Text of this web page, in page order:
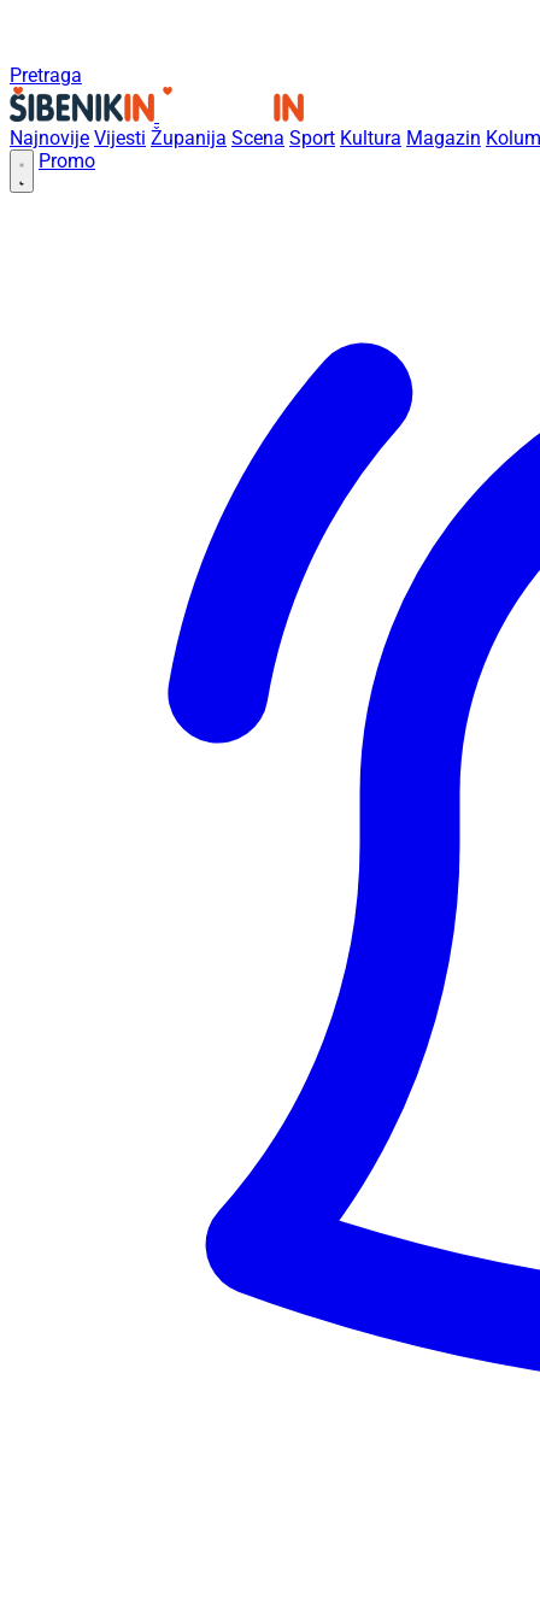
Pretraga
Najnovije Vijesti Županija Scena Sport Kultura Magazin
Promo